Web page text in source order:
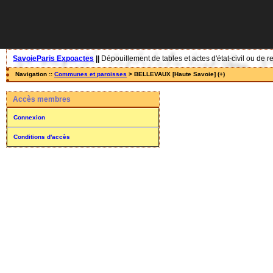
SavoieParis Expoactes Dépouillement de tables et actes d'état-civil ou de
Navigation :: Communes et paroisses > BELLEVAUX [Haute Savoie] (+)
Accès membres
Connexion
Conditions d'accès